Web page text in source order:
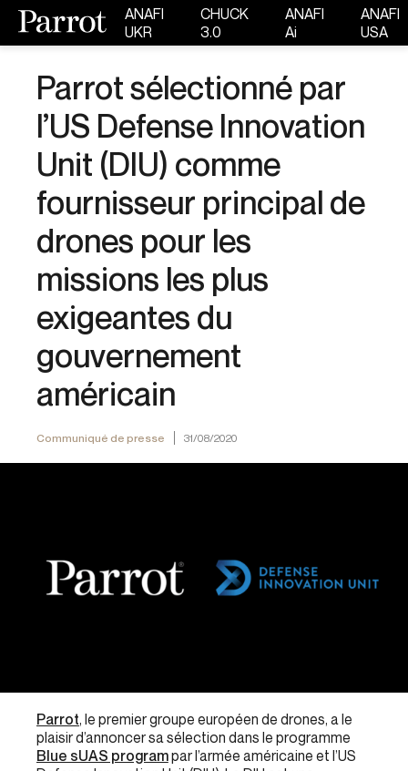
ANAFI
UKR
CHUCK
3.0
ANAFI
Ai
ANAFI
USA
Parrot sélectionné par
l’US Defense Innovation
Unit (DIU) comme
fournisseur principal de
drones pour les
missions les plus
exigeantes du
gouvernement
américain
Communiqué de presse 31/08/2020
Parrot, le premier groupe européen de drones, a le
plaisir d’annoncer sa sélection dans le programme
Blue sUAS programpar l’armée américaine et l’US